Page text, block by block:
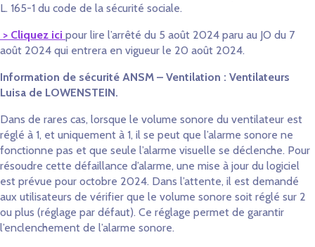
L. 165-1 du code de la sécurité sociale.
> Cliquez ici pour lire l’arrêté du 5 août 2024 paru au JO du 7
août 2024 qui entrera en vigueur le 20 août 2024.
Information de sécurité ANSM – Ventilation : Ventilateurs
Luisa de LOWENSTEIN.
Dans de rares cas, lorsque le volume sonore du ventilateur est
réglé à 1, et uniquement à 1, il se peut que l’alarme sonore ne
fonctionne pas et que seule l’alarme visuelle se déclenche. Pour
résoudre cette défaillance d’alarme, une mise à jour du logiciel
est prévue pour octobre 2024. Dans l’attente, il est demandé
aux utilisateurs de vérifier que le volume sonore soit réglé sur 2
ou plus (réglage par défaut). Ce réglage permet de garantir
l’enclenchement de l’alarme sonore.